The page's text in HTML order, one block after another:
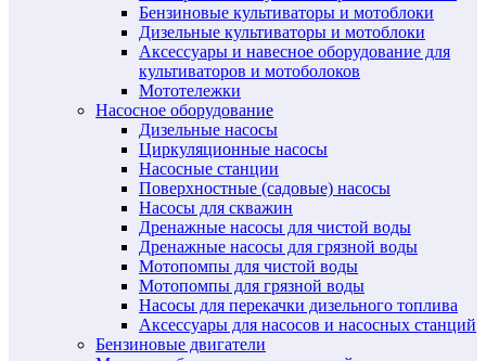
Бензиновые культиваторы и мотоблоки
Дизельные культиваторы и мотоблоки
Аксессуары и навесное оборудование для
культиваторов и мотоболоков
Мототележки
Насосное оборудование
Дизельные насосы
Циркуляционные насосы
Насосные станции
Поверхностные (садовые) насосы
Насосы для скважин
Дренажные насосы для чистой воды
Дренажные насосы для грязной воды
Мотопомпы для чистой воды
Мотопомпы для грязной воды
Насосы для перекачки дизельного топлива
Аксессуары для насосов и насосных станций
Бензиновые двигатели